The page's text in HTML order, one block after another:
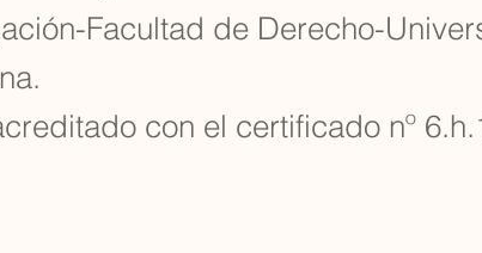
Facultad de Derecho-
con el certificado nº